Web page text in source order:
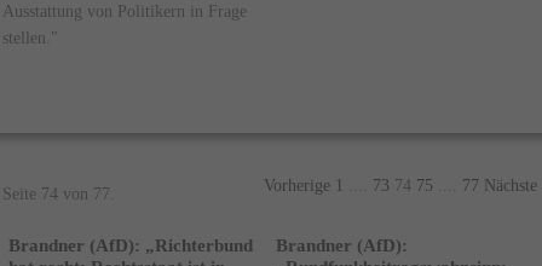
Ausstattung von Politikern in Frage
stellen."
Seite 74 von 77. Vorherige 1 73 74 75 77 Nächste
Brandner (AfD): „Richterbund
Brandner (AfD):